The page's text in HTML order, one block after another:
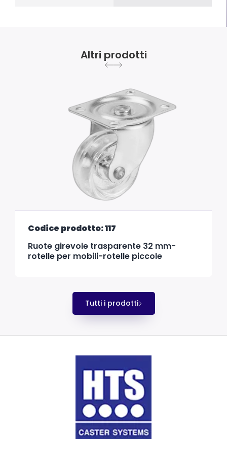
Altri prodotti
Codice prodotto: 117
Ruote girevole trasparente 32 mm-
rotelle per mobili-rotelle piccole
Tutti i prodotti